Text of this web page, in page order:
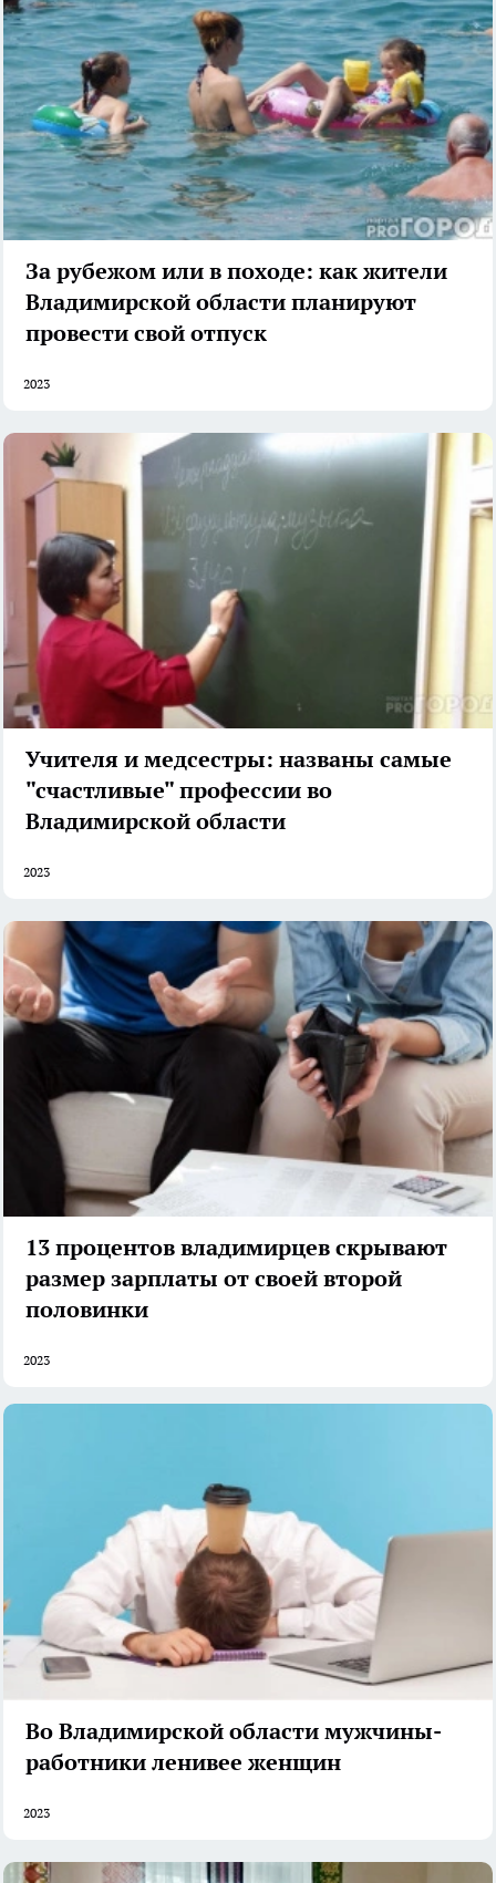
За рубежом или в походе: как жители
Владимирской области планируют
провести свой отпуск
2023
Учителя и медсестры: названы самые
"счастливые" профессии во
Владимирской области
2023
13 процентов владимирцев скрывают
размер зарплаты от своей второй
половинки
2023
Во Владимирской области мужчины-
работники ленивее женщин
2023